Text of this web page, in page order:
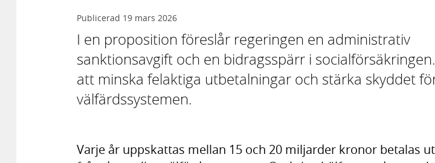
Publicerad 19 mars 2026
I en proposition föreslår regeringen en administrativ
sanktionsavgift och en bidragsspärr i
att minska felaktiga utbetalningar och stärka skyddet
välfärdssystemen.
Varje år uppskattas mellan 15 och 20 miljarder kronor betalas